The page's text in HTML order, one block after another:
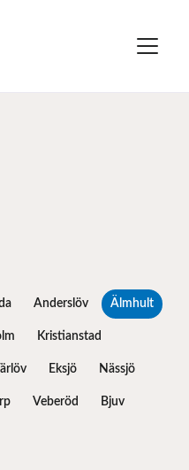
Anderslöv Älmhult
Kristianstad
Eksjö Nässjö
Veberöd Bjuv